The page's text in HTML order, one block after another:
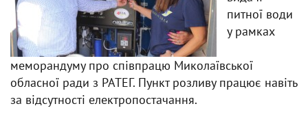
питної води
у рамках
меморандуму про співпрацю Миколаївської
обласної ради з РАТЕГ. Пункт розливу працює навіть
за відсутності електропостачання.